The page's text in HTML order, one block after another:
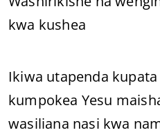
kwa kushea
Ikiwa utapenda
kumpokea Yesu
wasiliana nasi kwa